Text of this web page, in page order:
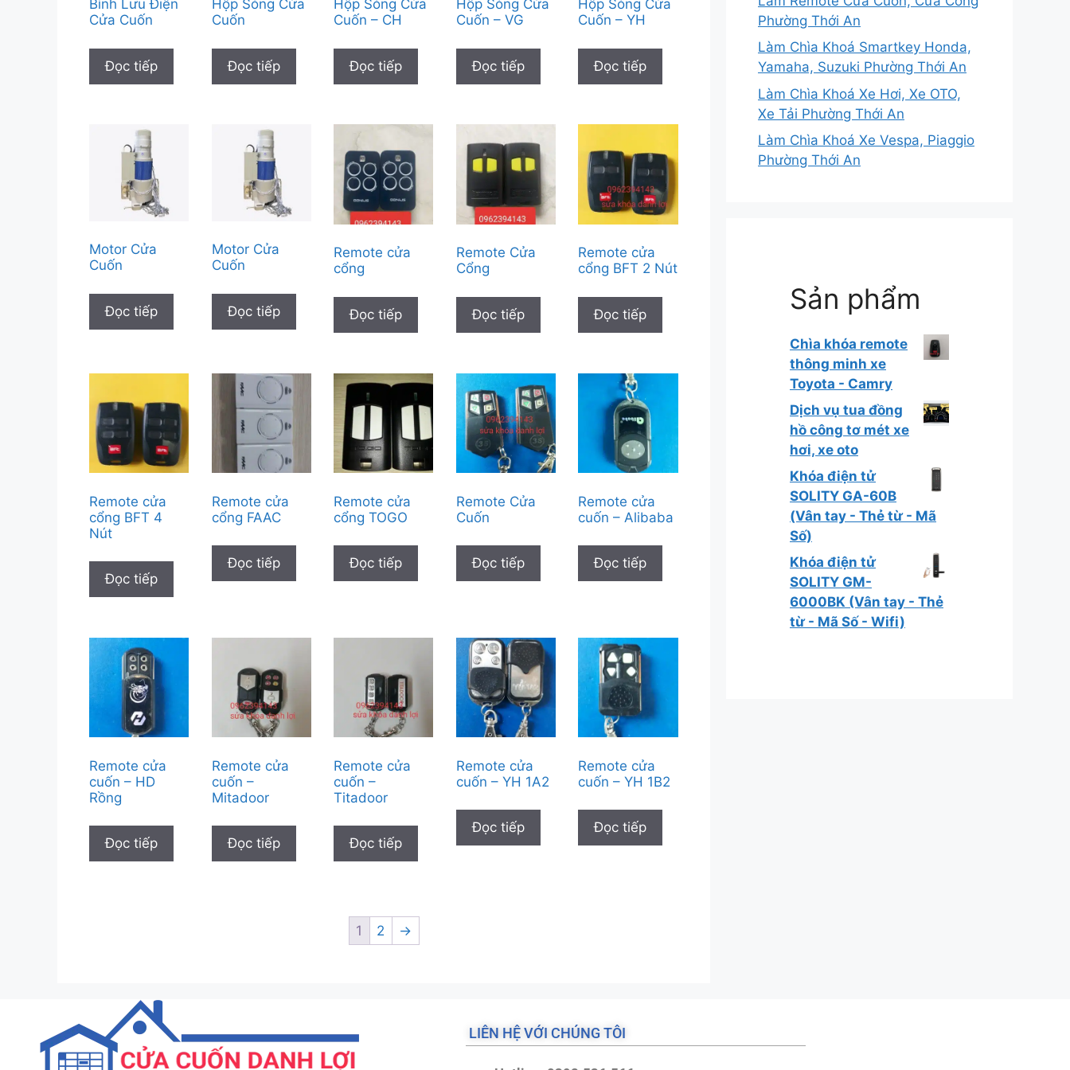
Bình Lưu Điện
Cửa Cuốn
Đọc tiếp
Hộp Sóng Cửa
Cuốn
Đọc tiếp
Hộp Sóng Cửa
Cuốn – CH
Đọc tiếp
Hộp Sóng Cửa
Cuốn – VG
Đọc tiếp
Hộp Sóng Cửa
Cuốn – YH
Đọc tiếp
Motor Cửa
Cuốn
Đọc tiếp
Motor Cửa
Cuốn
Đọc tiếp
Remote cửa
cổng
Đọc tiếp
Remote Cửa
Cổng
Đọc tiếp
Remote cửa
cổng BFT 2 Nút
Đọc tiếp
Remote cửa
cổng BFT 4
Nút
Đọc tiếp
Remote cửa
cổng FAAC
Đọc tiếp
Remote cửa
cổng TOGO
Đọc tiếp
Remote Cửa
Cuốn
Đọc tiếp
Remote cửa
cuốn – Alibaba
Đọc tiếp
Remote cửa
cuốn – HD
Rồng
Đọc tiếp
Remote cửa
cuốn –
Mitadoor
Đọc tiếp
Remote cửa
cuốn –
Titadoor
Đọc tiếp
Remote cửa
cuốn – YH 1A2
Đọc tiếp
Remote cửa
cuốn – YH 1B2
Đọc tiếp
1 2 →
Phường Thới An
Làm Chìa Khoá Smartkey Honda,
Yamaha, Suzuki Phường Thới An
Làm Chìa Khoá Xe Hơi, Xe OTO,
Xe Tải Phường Thới An
Làm Chìa Khoá Xe Vespa, Piaggio
Phường Thới An
Sản phẩm
Chìa khóa remote
thông minh xe
Toyota - Camry
Dịch vụ tua đồng
hồ công tơ mét xe
hơi, xe oto
Khóa điện tử
SOLITY GA-60B
(Vân tay - Thẻ từ - Mã
Số)
Khóa điện tử
SOLITY GM-
6000BK (Vân tay - Thẻ
từ - Mã Số - Wifi)
LIÊN HỆ VỚI CHÚNG TÔI